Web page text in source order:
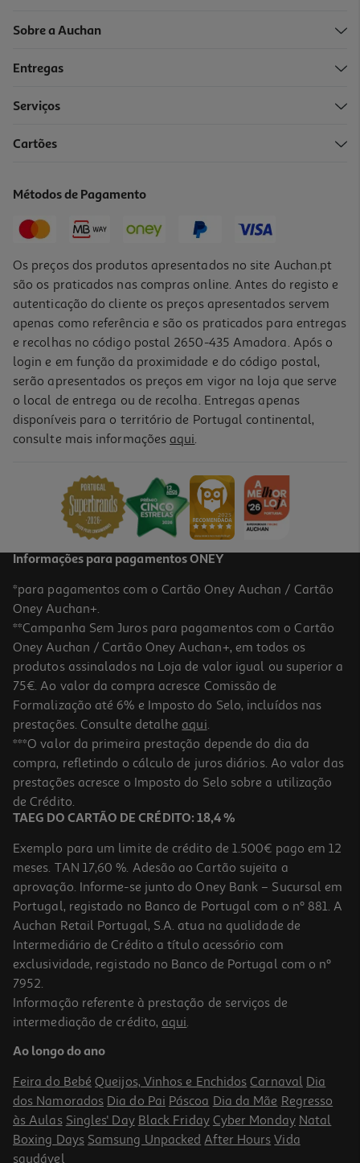
Grelhador Placas Moulinex Gi727810 Optigrill+ Xl
219,99 €
5.0
Grelhador De Placas Flama 4585fl Inox 2000w
120 €/un
120,00 €
Grelhador De Placas Braun Multigrill 9 Cg9040 2000w
199.99 €/un
199,99 €
Sobre a Auchan
Entregas
Serviços
Cartões
Métodos de Pagamento
Os preços dos produtos apresentados no site Auchan.pt
são os praticados nas compras online. Antes do registo e
autenticação do cliente os preços apresentados servem
apenas como referência e são os praticados para entregas
e recolhas no código postal 2650-435 Amadora. Após o
login e em função da proximidade e do código postal,
serão apresentados os preços em vigor na loja que serve
o local de entrega ou de recolha. Entregas apenas
disponíveis para o território de Portugal continental,
consulte mais informações aqui.
Informações para pagamentos ONEY
*para pagamentos com o Cartão Oney Auchan / Cartão
Oney Auchan+.
**Campanha Sem Juros para pagamentos com o Cartão
Oney Auchan / Cartão Oney Auchan+, em todos os
produtos assinalados na Loja de valor igual ou superior a
75€. Ao valor da compra acresce Comissão de
Formalização até 6% e Imposto do Selo, incluídos nas
prestações. Consulte detalhe aqui.
***O valor da primeira prestação depende do dia da
compra, refletindo o cálculo de juros diários. Ao valor das
prestações acresce o Imposto do Selo sobre a utilização
de Crédito.
TAEG DO CARTÃO DE CRÉDITO: 18,4 %
Exemplo para um limite de crédito de 1.500€ pago em 12
meses. TAN 17,60 %. Adesão ao Cartão sujeita a
aprovação. Informe-se junto do Oney Bank – Sucursal em
Portugal, registado no Banco de Portugal com o nº 881. A
Auchan Retail Portugal, S.A. atua na qualidade de
Intermediário de Crédito a título acessório com
exclusividade, registado no Banco de Portugal com o nº
7952.
Informação referente à prestação de serviços de
intermediação de crédito, aqui.
Ao longo do ano
Feira do Bebé Queijos, Vinhos e Enchidos Carnaval Dia
dos Namorados Dia do Pai Páscoa Dia da Mãe Regresso
às Aulas Singles' Day Black Friday Cyber Monday Natal
Boxing Days Samsung Unpacked After Hours Vida
saudável